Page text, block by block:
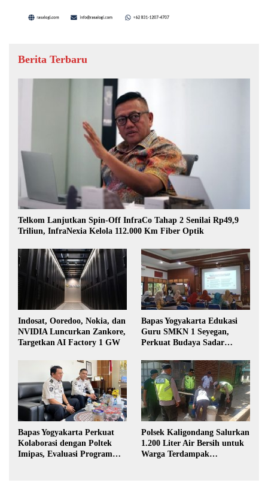
Berita Terbaru
Telkom Lanjutkan Spin-Off InfraCo Tahap 2 Senilai Rp49,9
Triliun, InfraNexia Kelola 112.000 Km Fiber Optik
Indosat, Ooredoo, Nokia, dan
NVIDIA Luncurkan Zankore,
Targetkan AI Factory 1 GW
Bapas Yogyakarta Edukasi
Guru SMKN 1 Seyegan,
Perkuat Budaya Sadar
Bapas Yogyakarta Perkuat
Kolaborasi dengan Poltek
Imipas, Evaluasi Program
Polsek Kaligondang Salurkan
1.200 Liter Air Bersih untuk
Warga Terdampak